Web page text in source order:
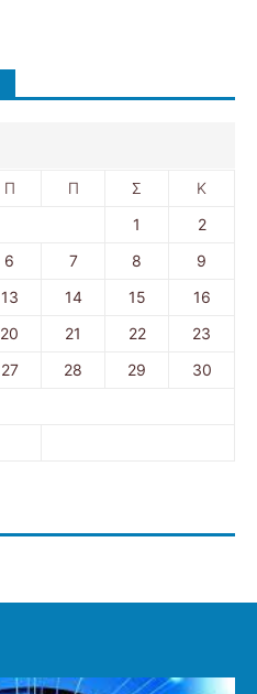
Π Π Σ Κ
1
2
6 7 8
9
13 14 15
16
20 21 22
23
27 28 29
30